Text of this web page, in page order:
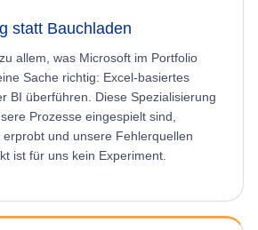
statt Bauchladen
allem, was Microsoft im Portfolio
Sache richtig: Excel-basiertes
BI überführen. Diese Spezialisierung
Prozesse eingespielt sind,
erprobt und unsere Fehlerquellen
ist für uns kein Experiment.